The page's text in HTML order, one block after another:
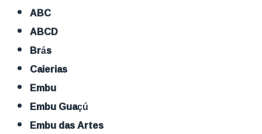
ABC
ABCD
Brás
Caierias
Embu
Embu Guaçú
Embu das Artes